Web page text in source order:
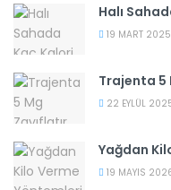
Halı
19 MART 2025
Trajenta 5
22 EYLÜL
Yağdan
19 MAYIS